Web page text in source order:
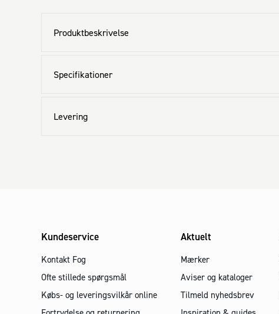
Produktbeskrivelse
Specifikationer
Levering
Kundeservice
Kontakt Fog
Ofte stillede spørgsmål
Købs- og leveringsvilkår online
Aktuelt
Mærker
Aviser og kataloger
Tilmeld nyhedsbrev